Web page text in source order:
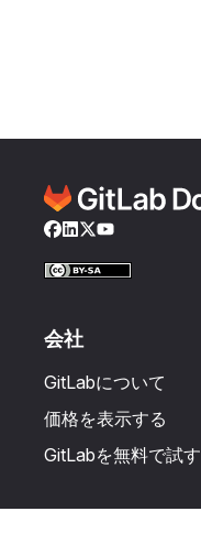
Facebook
LinkedIn
Twitter
YouTube
会社
GitLabについて
価格を表示する
GitLabを無料で試す